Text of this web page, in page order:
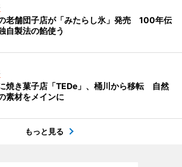
老舗団子店が「みたらし氷」発売 100年伝
自製法の餡使う
焼き菓子店「TEDe」、桶川から移転 自然
素材をメインに
もっと見る